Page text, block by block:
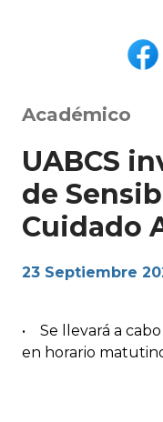
Académico
UABCS
de
Cuidado
23 Septiembre
• Se llevará a
en horario